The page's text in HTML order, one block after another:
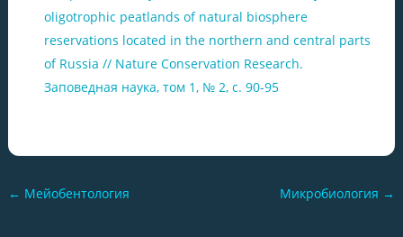
oligotrophic peatlands of natural biosphere
reservations located in the northern and central parts
of Russia // Nature Conservation Research.
Заповедная наука, том 1, № 2, с. 90-95
← Мейобентология Микробиология →